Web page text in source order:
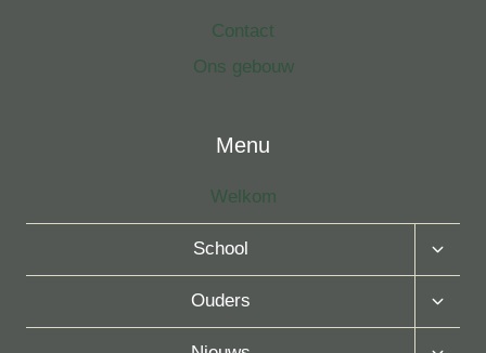
Contact
Ons gebouw
Menu
Welkom
School
Toggle
Ouders
Toggle
Toggle